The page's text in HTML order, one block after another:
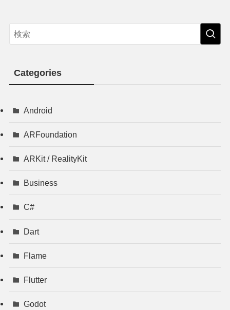
Categories
Android
ARFoundation
ARKit / RealityKit
Business
C#
Dart
Flame
Flutter
Godot